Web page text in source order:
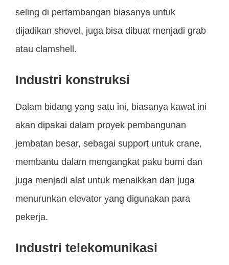
seling di pertambangan biasanya untuk
dijadikan shovel, juga bisa dibuat menjadi grab
atau clamshell.
Industri konstruksi
Dalam bidang yang satu ini, biasanya kawat ini
akan dipakai dalam proyek pembangunan
jembatan besar, sebagai support untuk crane,
membantu dalam mengangkat paku bumi dan
juga menjadi alat untuk menaikkan dan juga
menurunkan elevator yang digunakan para
pekerja.
Industri telekomunikasi